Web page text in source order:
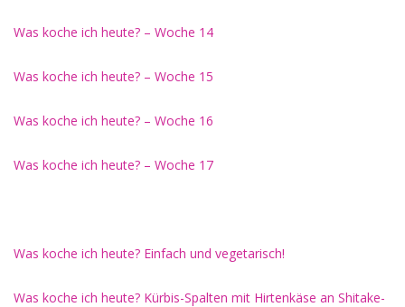
Was koche ich heute? – Woche 14
Was koche ich heute? – Woche 15
Was koche ich heute? – Woche 16
Was koche ich heute? – Woche 17
Was koche ich heute? Einfach und vegetarisch!
Was koche ich heute? Kürbis-Spalten mit Hirtenkäse an Shitake-